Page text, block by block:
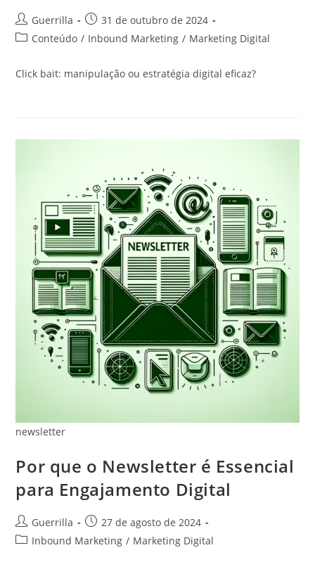
Autor
do
Guerrilla
Post
publicado:
31 de outubro de 2024
Categoria
post:
Conteúdo / Inbound Marketing / Marketing Digital
Click bait: manipulação ou estratégia digital eficaz?
newsletter
Por que o Newsletter é Essencial
para Engajamento Digital
Autor
do
Guerrilla
Post
publicado:
27 de agosto de 2024
Categoria
Inbound Marketing / Marketing Digital